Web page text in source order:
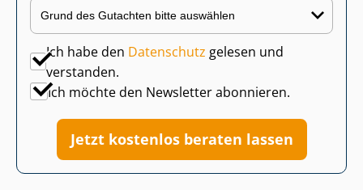
Ich habe den Datenschutz gelesen und
verstanden.
Ich möchte den Newsletter abonnieren.
Jetzt kostenlos beraten lassen